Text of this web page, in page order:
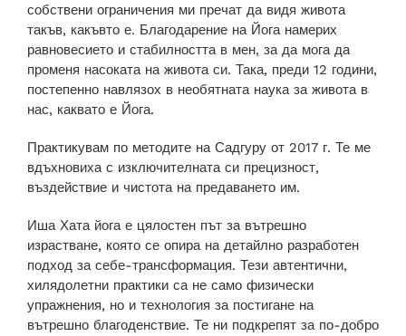
БГ
собствени ограничения ми пречат да видя живота
такъв, какъвто е. Благодарение на Йога намерих
равновесието и стабилността в мен, за да мога да
променя насоката на живота си. Така, преди 12 години,
постепенно навлязох в необятната наука за живота в
нас, каквато е Йога.
Практикувам по методите на Садгуру от 2017 г. Те ме
вдъхновиха с изключителната си прецизност,
въздействие и чистота на предаването им.
Иша Хата йога е цялостен път за вътрешно
израстване, която се опира на детайлно разработен
подход за себе-трансформация. Тези автентични,
хилядолетни практики са не само физически
упражнения, но и технология за постигане на
вътрешно благоденствие. Те ни подкрепят за по-добро